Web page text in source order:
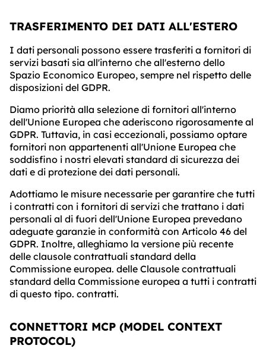
TRASFERIMENTO DEI DATI ALL'ESTERO
I dati personali possono essere trasferiti a fornitori di
servizi basati sia all'interno che all'esterno dello
Spazio Economico Europeo, sempre nel rispetto delle
disposizioni del GDPR.
Diamo priorità alla selezione di fornitori all'interno
dell'Unione Europea che aderiscono rigorosamente al
GDPR. Tuttavia, in casi eccezionali, possiamo optare
fornitori non appartenenti all'Unione Europea che
soddisfino i nostri elevati standard di sicurezza dei
dati e di protezione dei dati personali.
Adottiamo le misure necessarie per garantire che tutti
i contratti con i fornitori di servizi che trattano i dati
personali al di fuori dell'Unione Europea prevedano
adeguate garanzie in conformità con Articolo 46 del
GDPR. Inoltre, alleghiamo la versione più recente
delle clausole contrattuali standard della
Commissione europea. delle Clausole contrattuali
standard della Commissione europea a tutti i contratti
di questo tipo. contratti.
CONNETTORI MCP (MODEL CONTEXT
PROTOCOL)